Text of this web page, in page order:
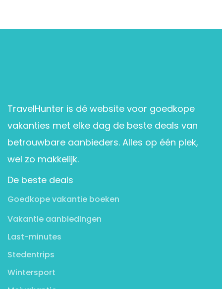
TravelHunter is dé website voor goedkope
vakanties met elke dag de beste deals van
betrouwbare aanbieders. Alles op één plek,
wel zo makkelijk.
De beste deals
Goedkope vakantie boeken
Vakantie aanbiedingen
Last-minutes
Stedentrips
Wintersport